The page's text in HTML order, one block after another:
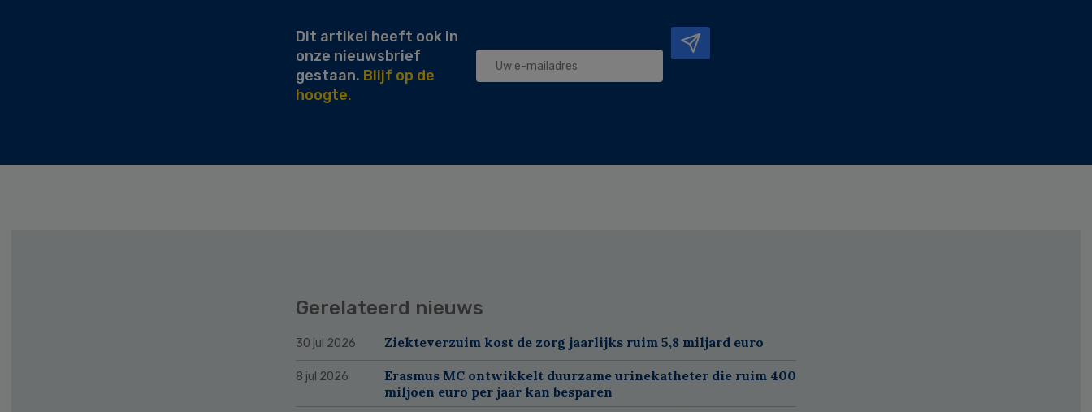
Dit artikel heeft ook in
onze nieuwsbrief
gestaan. Blijf op de
hoogte.
Gerelateerd nieuws
30 jul 2026 Ziekteverzuim kost de zorg jaarlijks ruim 5,8 miljard euro
8 jul 2026
Erasmus MC ontwikkelt duurzame urinekatheter die ruim 400
miljoen euro per jaar kan besparen